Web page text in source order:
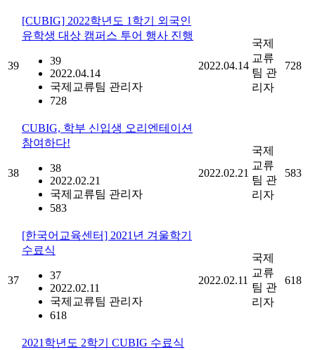
39
[CUBIG] 2022학년도 1학기 외국인
유학생 대상 캠퍼스 투어 행사 진행
39
2022.04.14
국제교류팀 관리자
728
2022.04.14
국제
교류
팀 관
리자
728
38
CUBIG, 학부 신입생 오리엔테이션
참여하다!
38
2022.02.21
국제교류팀 관리자
583
2022.02.21
국제
교류
팀 관
리자
583
37
[한국어교육센터] 2021년 겨울학기
수료식
37
2022.02.11
국제교류팀 관리자
618
2022.02.11
국제
교류
팀 관
리자
618
2021학년도 2학기 CUBIG 수료식